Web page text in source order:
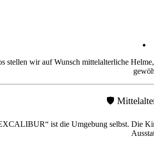
stellen wir auf Wunsch mittelalterliche
🛡️
ist die Umgebung selbst. Die